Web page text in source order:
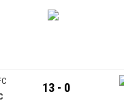
13 - 0